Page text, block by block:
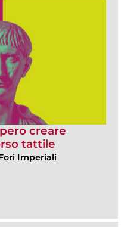
creare
tattile
Imperiali